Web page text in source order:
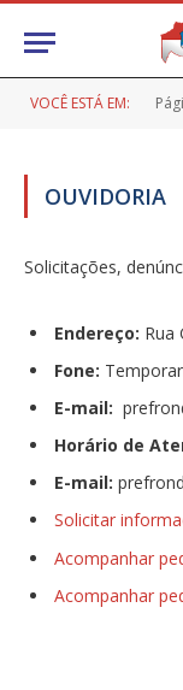
VOCÊ ESTÁ EM:
OUVIDORIA
Solicitações,
Endereço: Rua
Fone:
E-mail:
Horário de
E-mail:
Solicitar
Acompanhar
Acompanhar